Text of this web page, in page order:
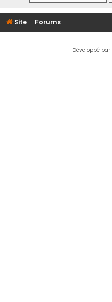
Site Forums
Développé par